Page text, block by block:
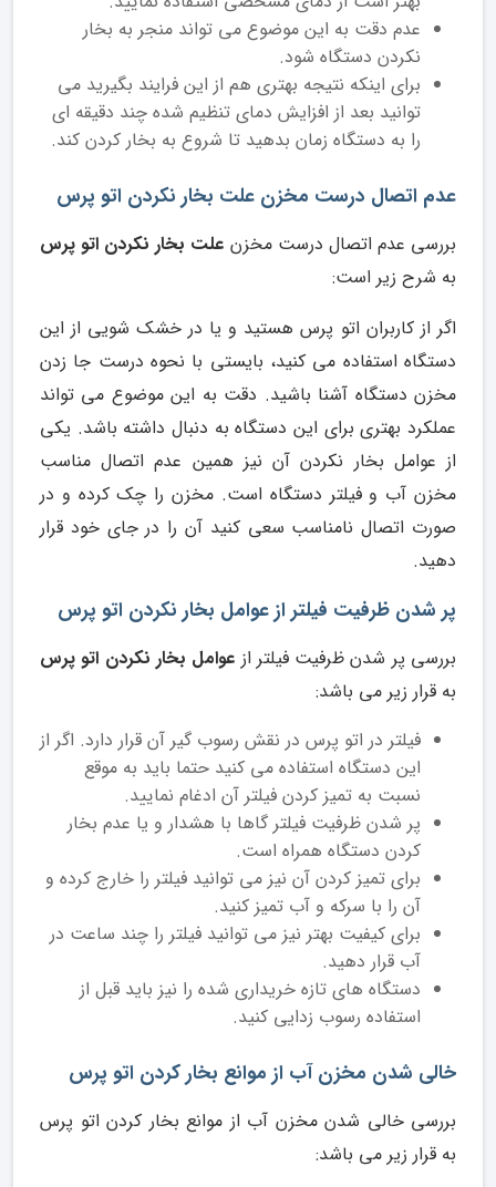
عدم دقت به این موضوع می تواند منجر به بخار
نکردن دستگاه شود.
برای اینکه نتیجه بهتری هم از این فرایند بگیرید می
توانید بعد از افزایش دمای تنظیم شده چند دقیقه ای
را به دستگاه زمان بدهید تا شروع به بخار کردن کند.
عدم اتصال درست مخزن علت بخار نکردن اتو پرس
بررسی عدم اتصال درست مخزن علت بخار نکردن اتو پرس
به شرح زیر است:
اگر از کاربران اتو پرس هستید و یا در خشک شویی از این
دستگاه استفاده می کنید، بایستی با نحوه درست جا زدن
مخزن دستگاه آشنا باشید. دقت به این موضوع می تواند
عملکرد بهتری برای این دستگاه به دنبال داشته باشد. یکی
از عوامل بخار نکردن آن نیز همین عدم اتصال مناسب
مخزن آب و فیلتر دستگاه است. مخزن را چک کرده و در
صورت اتصال نامناسب سعی کنید آن را در جای خود قرار
دهید.
پر شدن ظرفیت فیلتر از عوامل بخار نکردن اتو پرس
بررسی پر شدن ظرفیت فیلتر از عوامل بخار نکردن اتو پرس
به قرار زیر می باشد:
فیلتر در اتو پرس در نقش رسوب گیر آن قرار دارد. اگر از
این دستگاه استفاده می کنید حتما باید به موقع
نسبت به تمیز کردن فیلتر آن ادغام نمایید.
پر شدن ظرفیت فیلتر گاها با هشدار و یا عدم بخار
کردن دستگاه همراه است.
برای تمیز کردن آن نیز می توانید فیلتر را خارج کرده و
آن را با سرکه و آب تمیز کنید.
برای کیفیت بهتر نیز می توانید فیلتر را چند ساعت در
آب قرار دهید.
دستگاه های تازه خریداری شده را نیز باید قبل از
استفاده رسوب زدایی کنید.
خالی شدن مخزن آب از موانع بخار کردن اتو پرس
بررسی خالی شدن مخزن آب از موانع بخار کردن اتو پرس
به قرار زیر می باشد: